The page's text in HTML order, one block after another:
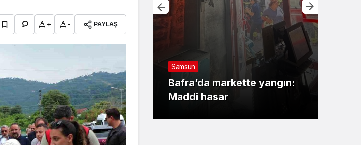
+ - PAYLAŞ
Samsunspor, yarın
ile hazırlık
karşılaşacak
Samsun
Bafra’da markette yangın:
Maddi hasar